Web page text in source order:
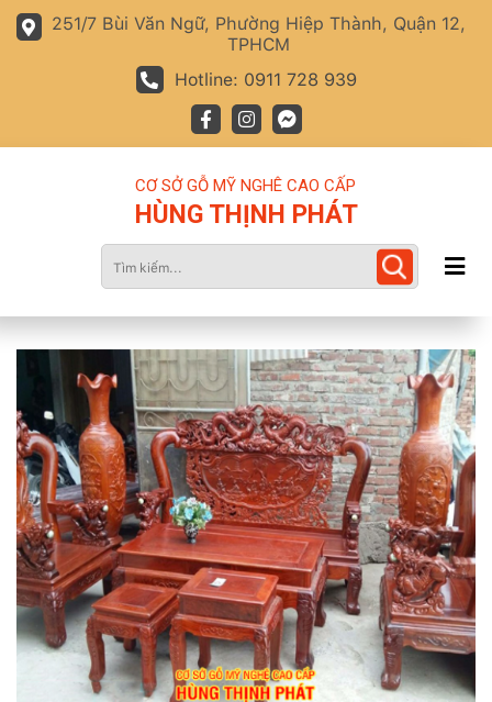
251/7 Bùi Văn Ngữ, Phường Hiệp Thành, Quận 12,
TPHCM
Hotline: 0911 728 939
CƠ SỞ GỖ MỸ NGHÊ CAO CẤP
HÙNG THỊNH PHÁT